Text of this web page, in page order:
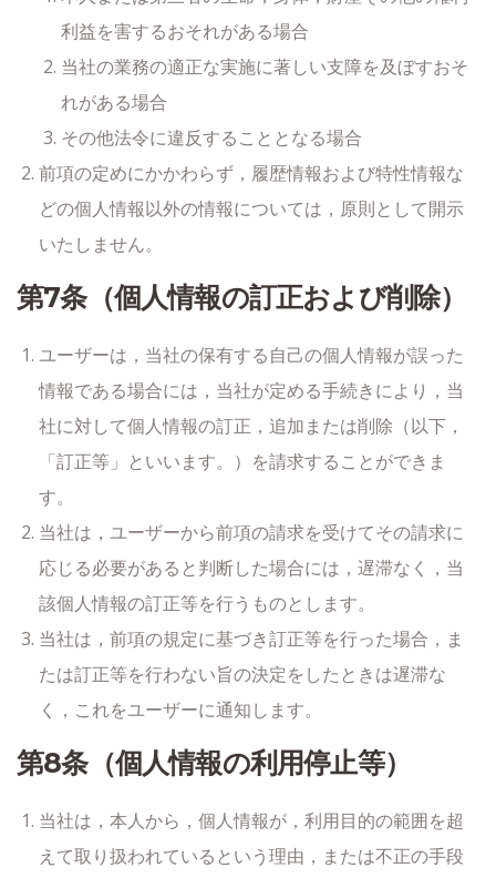
利益を害するおそれがある場合
当社の業務の適正な実施に著しい支障を及ぼすおそ
れがある場合
その他法令に違反することとなる場合
前項の定めにかかわらず，履歴情報および特性情報な
どの個人情報以外の情報については，原則として開示
いたしません。
第7条（個人情報の訂正および削除）
ユーザーは，当社の保有する自己の個人情報が誤った
情報である場合には，当社が定める手続きにより，当
社に対して個人情報の訂正，追加または削除（以下，
「訂正等」といいます。）を請求することができま
す。
当社は，ユーザーから前項の請求を受けてその請求に
応じる必要があると判断した場合には，遅滞なく，当
該個人情報の訂正等を行うものとします。
当社は，前項の規定に基づき訂正等を行った場合，ま
たは訂正等を行わない旨の決定をしたときは遅滞な
く，これをユーザーに通知します。
第8条（個人情報の利用停止等）
当社は，本人から，個人情報が，利用目的の範囲を超
えて取り扱われているという理由，または不正の手段